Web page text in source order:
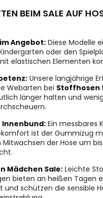
BEIM SALE AUF
Angebot: Diese Modelle
oder den
elastischen Elementen
Unsere langjährige
Webarten bei Stoffhosen
länger halten und
Innenbund:Ein messbares
ist der Gummizug
der Hose um
Mädchen Sale: Leichte
bieten an heißen Tagen
und schützen die sensible